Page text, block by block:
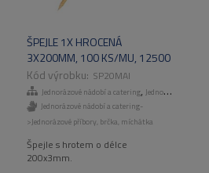
ŠPEJLE 1X HROCENÁ
3X200MM, 100 KS/MU, 12500
KS/KART.
SP20MAI
Jednorázové nádobí a catering, Jednorázové příbory, brčka, míchátka
Jednorázové nádobí a catering-
>Jednorázové příbory, brčka, míchátka
Špejle s hrotem o délce
200x3mm.